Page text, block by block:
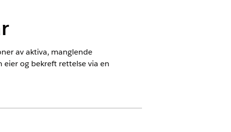
av aktiva, manglende
og bekreft rettelse via en